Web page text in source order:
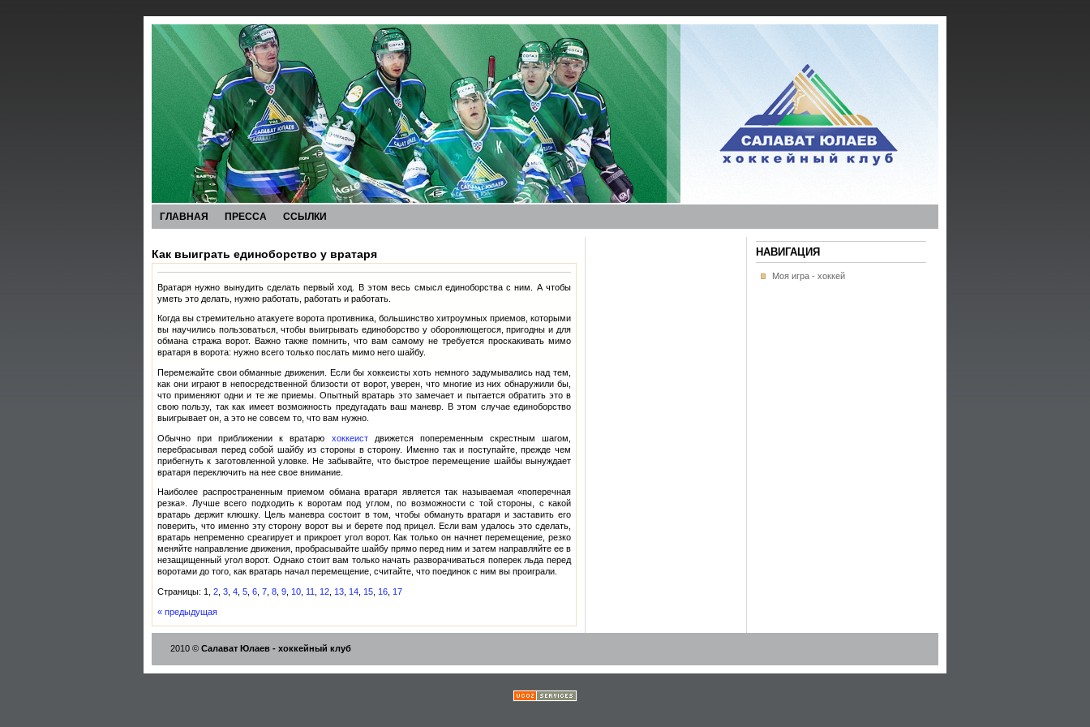
ГЛАВНАЯ ПРЕССА ССЫЛКИ
Как выиграть единоборство у вратаря
Вратаря нужно вынудить сделать первый ход. В этом весь смысл единоборства с ним. А чтобы
уметь это делать, нужно работать, работать и работать.
Когда вы стремительно атакуете ворота противника, большинство хитроумных приемов, которыми
вы научились пользоваться, чтобы выигрывать единоборство у обороняющегося, пригодны и для
обмана стража ворот. Важно также помнить, что вам самому не требуется проскакивать мимо
вратаря в ворота: нужно всего только послать мимо него шайбу.
Перемежайте свои обманные движения. Если бы хоккеисты хоть немного задумывались над тем,
как они играют в непосредственной близости от ворот, уверен, что многие из них обнаружили бы,
что применяют одни и те же приемы. Опытный вратарь это замечает и пытается обратить это в
свою пользу, так как имеет возможность предугадать ваш маневр. В этом случае единоборство
выигрывает он, а это не совсем то, что вам нужно.
Обычно при приближении к вратарю хоккеистдвижется попеременным скрестным шагом,
перебрасывая перед собой шайбу из стороны в сторону. Именно так и поступайте, прежде чем
прибегнуть к заготовленной уловке. Не забывайте, что быстрое перемещение шайбы вынуждает
вратаря переключить на нее свое внимание.
Наиболее распространенным приемом обмана вратаря является так называемая «поперечная
резка». Лучше всего подходить к воротам под углом, по возможности с той стороны, с какой
вратарь держит клюшку. Цель маневра состоит в том, чтобы обмануть вратаря и заставить его
поверить, что именно эту сторону ворот вы и берете под прицел. Если вам удалось это сделать,
вратарь непременно среагирует и прикроет угол ворот. Как только он начнет перемещение, резко
меняйте направление движения, пробрасывайте шайбу прямо перед ним и затем направляйте ее в
незащищенный угол ворот. Однако стоит вам только начать разворачиваться поперек льда перед
воротами до того, как вратарь начал перемещение, считайте, что поединок с ним вы проиграли.
Страницы: 1, 2 3 4 5 6 7 8 9 10 11 12 13 14 15 16 17
« предыдущая
НАВИГАЦИЯ
Моя игра - хоккей
2010 © Салават Юлаев - хоккейный клуб